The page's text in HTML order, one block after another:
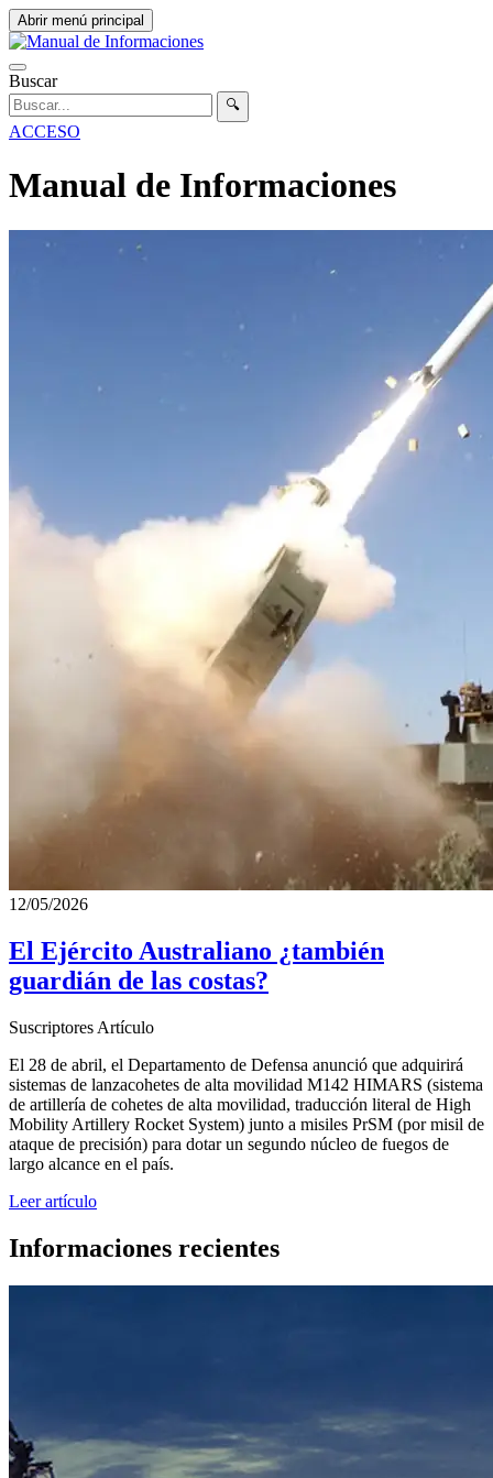
Abrir menú principal
Buscar
🔍
ACCESO
Manual de Informaciones
12/05/2026
El Ejército Australiano ¿también
guardián de las costas?
Suscriptores Artículo
El 28 de abril, el Departamento de Defensa anunció que adquirirá
sistemas de lanzacohetes de alta movilidad M142 HIMARS (sistema
de artillería de cohetes de alta movilidad, traducción literal de High
Mobility Artillery Rocket System) junto a misiles PrSM (por misil de
ataque de precisión) para dotar un segundo núcleo de fuegos de
largo alcance en el país.
Leer artículo
Informaciones recientes